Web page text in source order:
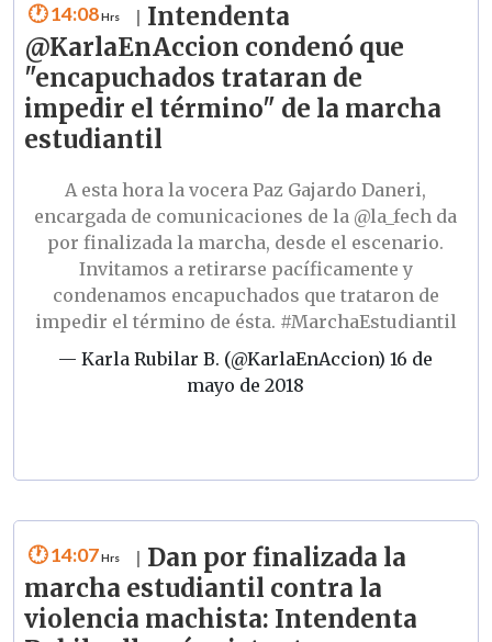
14:08
Intendenta
@KarlaEnAccion condenó que
"encapuchados trataran de
impedir el término" de la marcha
estudiantil
A esta hora la vocera Paz Gajardo Daneri,
encargada de comunicaciones de la @la_fech da
por finalizada la marcha, desde el escenario.
Invitamos a retirarse pacíficamente y
condenamos encapuchados que trataron de
impedir el término de ésta. #MarchaEstudiantil
— Karla Rubilar B. (@KarlaEnAccion)16 de
mayo de 2018
14:07
Dan por finalizada la
marcha estudiantil contra la
violencia machista: Intendenta